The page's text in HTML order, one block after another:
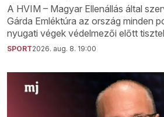
A HVIM – Magyar Ellenállás által
Gárda Emléktúra az ország minden
nyugati végek védelmezői előtt
SPORT2026. aug. 8. 19:00